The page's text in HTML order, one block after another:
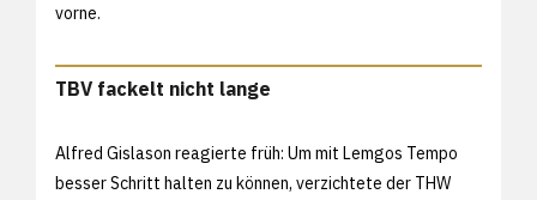
vorne.
TBV fackelt nicht lange
Alfred Gislason reagierte früh: Um mit Lemgos Tempo
besser Schritt halten zu können, verzichtete der THW